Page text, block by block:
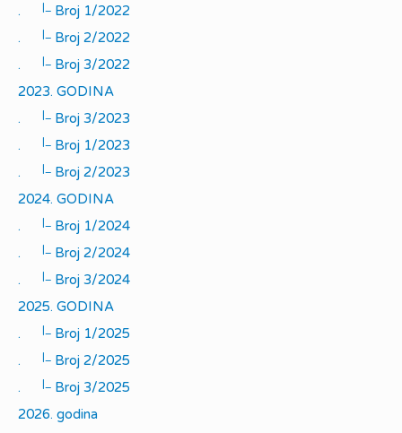
.
|_
Broj 1/2022
.
|_
Broj 2/2022
.
|_
Broj 3/2022
2023. GODINA
.
|_
Broj 3/2023
.
|_
Broj 1/2023
.
|_
Broj 2/2023
2024. GODINA
.
|_
Broj 1/2024
.
|_
Broj 2/2024
.
|_
Broj 3/2024
2025. GODINA
.
|_
Broj 1/2025
.
|_
Broj 2/2025
.
|_
Broj 3/2025
2026. godina